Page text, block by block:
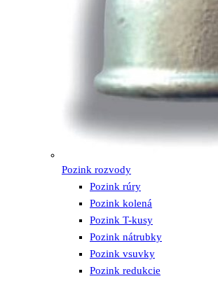
Pozink rozvody
Pozink rúry
Pozink kolená
Pozink T-kusy
Pozink nátrubky
Pozink vsuvky
Pozink redukcie